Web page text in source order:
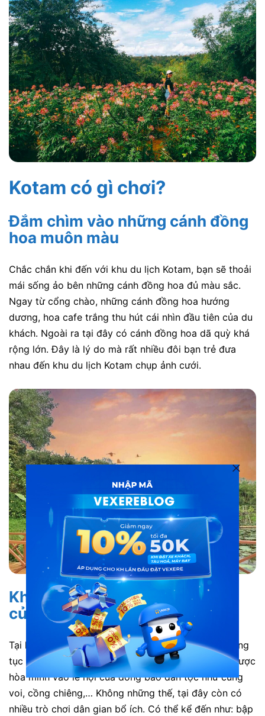
Kotam có gì chơi?
Đắm chìm vào những cánh đồng
hoa muôn màu
Chắc chắn khi đến với khu du lịch Kotam, bạn sẽ thoải
mái sống ảo bên những cánh đồng hoa đủ màu sắc.
Ngay từ cổng chào, những cánh đồng hoa hướng
dương, hoa cafe trắng thu hút cái nhìn đầu tiên của du
khách. Ngoài ra tại đây có cánh đồng hoa dã quỳ khá
rộng lớn. Đây là lý do mà rất nhiều đôi bạn trẻ đưa
nhau đến khu du lịch Kotam chụp ảnh cưới.
Khám phá nét văn hóa độc đáo
của đồng bào dân tộc
Tại khu du lịch Kotam, bạn sẽ được tìm hiểu về phong
tục của người dân Ê-đê, Gia Rai. Hơn nữa, bạn sẽ được
hòa mình vào lễ hội của đồng bào dân tộc như cúng
voi, cồng chiêng,… Không những thế, tại đây còn có
nhiều trò chơi dân gian bổ ích. Có thể kể đến như: bập